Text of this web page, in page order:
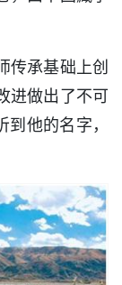
传承基础上创
进做出了不可
他的名字，